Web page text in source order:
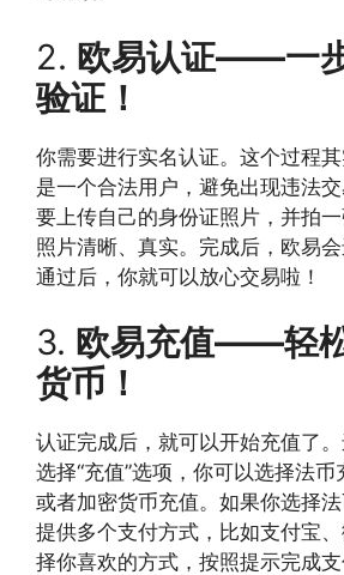
2. 欧易认证——一
验证！
你需要进行实名认证。这个过程
是一个合法用户，避免出现违法
要上传自己的身份证照片，并拍
照片清晰、真实。完成后，欧易
通过后，你就可以放心交易啦！
3. 欧易充值——轻
货币！
认证完成后，就可以开始充值了。
选择“充值”选项，你可以选择法币
或者加密货币充值。如果你选择
提供多个支付方式，比如支付宝
择你喜欢的方式，按照提示完成